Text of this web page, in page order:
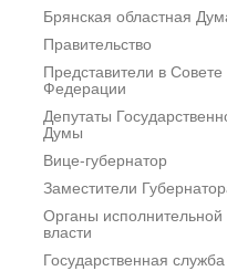
Брянская областная
Правительство
Представители в Совете
Федерации
Депутаты
Думы
Вице-губернатор
Заместители
Органы исполнительной
власти
Государственная служба